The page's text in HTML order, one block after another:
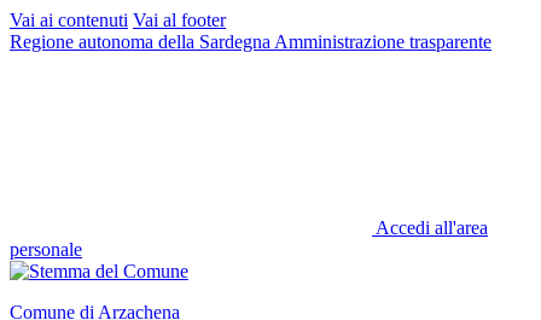
Vai ai contenuti Vai al footer
Regione autonoma della Sardegna Amministrazione trasparente
Accedi all'area
personale
Comune di Arzachena